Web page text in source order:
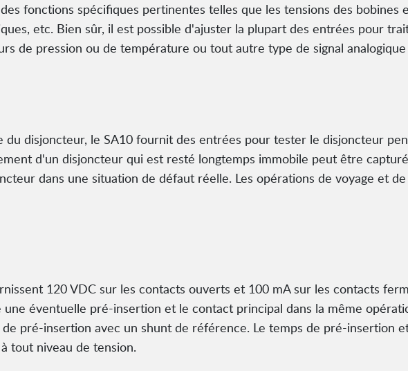
fonctions spécifiques pertinentes telles que les tensions des bobines
etc. Bien sûr, il est possible d'ajuster la plupart des entrées pour
de pression ou de température ou tout autre type de signal
disjoncteur, le SA10 fournit des entrées pour tester le disjoncteur
d'un disjoncteur qui est resté longtemps immobile peut être
dans une situation de défaut réelle. Les opérations de voyage et
120 VDC sur les contacts ouverts et 100 mA sur les contacts
éventuelle pré-insertion et le contact principal dans la même
pré-insertion avec un shunt de référence. Le temps de pré-insertion
tout niveau de tension.